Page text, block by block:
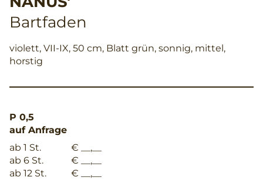
Bartfaden
violett, VII-IX, 50 cm, Blatt grün, sonnig, mittel,
horstig
P 0,5
auf Anfrage
ab 1 St.
€ __,__
ab 6 St.
€ __,__
ab 12 St.
€ __,__